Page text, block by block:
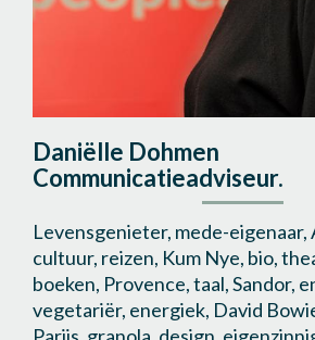
Daniëlle Dohmen
Communicatieadviseur.
Levensgenieter, mede-eigenaar,
cultuur, reizen, Kum Nye, bio,
boeken, Provence, taal, Sandor,
vegetariër, energiek, David